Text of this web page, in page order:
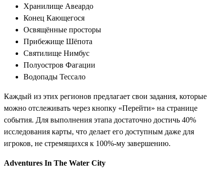
Хранилище Авеардо
Конец Кающегося
Освящённые просторы
Прибежище Шёпота
Святилище Нимбус
Полуостров Фагации
Водопады Тессало
Каждый из этих регионов предлагает свои задания, которые
можно отслеживать через кнопку «Перейти» на странице
события. Для выполнения этапа достаточно достичь 40%
исследования карты, что делает его доступным даже для
игроков, не стремящихся к 100%-му завершению.
Adventures In The Water City